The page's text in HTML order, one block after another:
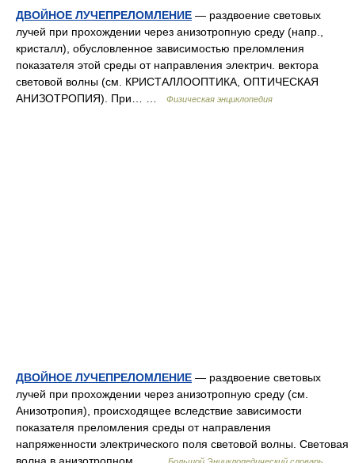
ДВОЙНОЕ ЛУЧЕПРЕЛОМЛЕНИЕ — раздвоение световых
лучей при прохождении через анизотропную среду (напр.,
кристалл), обусловленное зависимостью преломления
показателя этой среды от направления электрич. вектора
световой волны (см. КРИСТАЛЛООПТИКА, ОПТИЧЕСКАЯ
АНИЗОТРОПИЯ). При… …
Физическая энциклопедия
ДВОЙНОЕ ЛУЧЕПРЕЛОМЛЕНИЕ — раздвоение световых
лучей при прохождении через анизотропную среду (см.
Анизотропия), происходящее вследствие зависимости
показателя преломления среды от направления
напряженности электрического поля световой волны. Световая